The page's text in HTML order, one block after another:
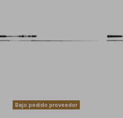
Bajo pedido proveedor